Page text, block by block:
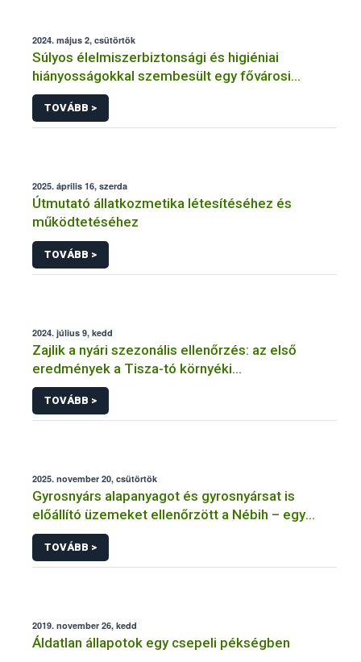
2024. május 2, csütörtök
Súlyos élelmiszerbiztonsági és higiéniai
hiányosságokkal szembesült egy fővárosi
vendéglátóhelyen a Nébih
TOVÁBB >
2025. április 16, szerda
Útmutató állatkozmetika létesítéséhez és
működtetéséhez
TOVÁBB >
2024. július 9, kedd
Zajlik a nyári szezonális ellenőrzés: az első
eredmények a Tisza-tó környéki
vendéglátóhelyekről érkeztek
TOVÁBB >
2025. november 20, csütörtök
Gyrosnyárs alapanyagot és gyrosnyársat is
előállító üzemeket ellenőrzött a Nébih – egy
üzem működését azonnal felfüggesztették
TOVÁBB >
2019. november 26, kedd
Áldatlan állapotok egy csepeli pékségben